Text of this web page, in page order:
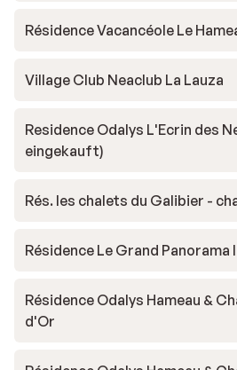
Résidence Vacancéole Le
Village Club Neaclub La Lauza
Residence Odalys L'Ecrin des
eingekauft)
Rés. les chalets du Galibier -
Résidence Le Grand Panorama I
Résidence Odalys Hameau &
d'Or